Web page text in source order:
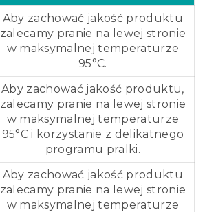
Aby zachować jakość produktu
zalecamy pranie na lewej stronie
w maksymalnej temperaturze
95°C.
Aby zachować jakość produktu,
zalecamy pranie na lewej stronie
w maksymalnej temperaturze
95°C i korzystanie z delikatnego
programu pralki.
Aby zachować jakość produktu
zalecamy pranie na lewej stronie
w maksymalnej temperaturze